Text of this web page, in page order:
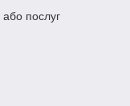
або послуг